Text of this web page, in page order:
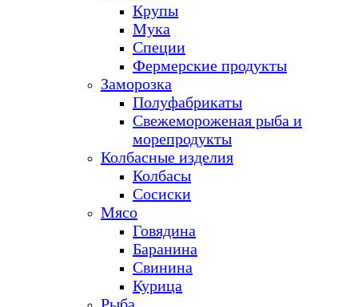
Крупы
Мука
Специи
Фермерские продукты
Заморозка
Полуфабрикаты
Свежемороженая рыба и
морепродукты
Колбасные изделия
Колбасы
Сосиски
Мясо
Говядина
Баранина
Свинина
Курица